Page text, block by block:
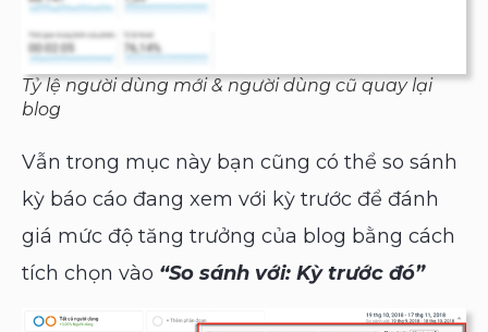
Tỷ lệ người dùng mới & người dùng cũ quay lại
blog
Vẫn trong mục này bạn cũng có thể so sánh
kỳ báo cáo đang xem với kỳ trước để đánh
giá mức độ tăng trưởng của blog bằng cách
tích chọn vào “So sánh với: Kỳ trước đó”